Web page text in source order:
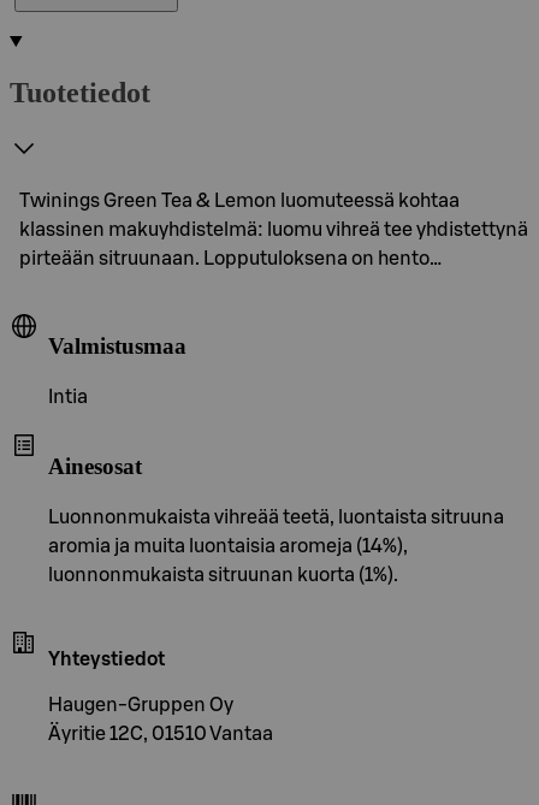
Tuotetiedot
Twinings Green Tea & Lemon luomuteessä kohtaa
klassinen makuyhdistelmä: luomu vihreä tee yhdistettynä
pirteään sitruunaan. Lopputuloksena on hento…
Valmistusmaa
Intia
Ainesosat
Luonnonmukaista vihreää teetä, luontaista sitruuna
aromia ja muita luontaisia aromeja (14%),
luonnonmukaista sitruunan kuorta (1%).
Yhteystiedot
Haugen-Gruppen Oy
Äyritie 12C, 01510 Vantaa